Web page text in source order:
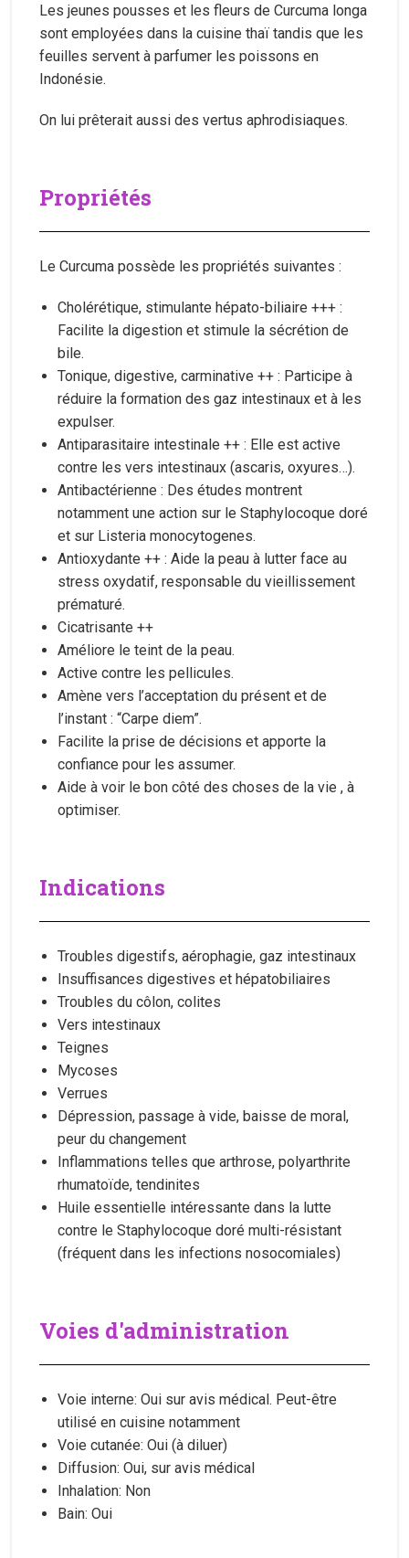
Les jeunes pousses et les fleurs de Curcuma longa
sont employées dans la cuisine thaï tandis que les
feuilles servent à parfumer les poissons en
Indonésie.
On lui prêterait aussi des vertus aphrodisiaques.
Propriétés
Le Curcuma possède les propriétés suivantes :
Cholérétique, stimulante hépato-biliaire +++ :
Facilite la digestion et stimule la sécrétion de
bile.
Tonique, digestive, carminative ++ : Participe à
réduire la formation des gaz intestinaux et à les
expulser.
Antiparasitaire intestinale ++ : Elle est active
contre les vers intestinaux (ascaris, oxyures…).
Antibactérienne : Des études montrent
notamment une action sur le Staphylocoque doré
et sur Listeria monocytogenes.
Antioxydante ++ : Aide la peau à lutter face au
stress oxydatif, responsable du vieillissement
prématuré.
Cicatrisante ++
Améliore le teint de la peau.
Active contre les pellicules.
Amène vers l’acceptation du présent et de
l’instant : “Carpe diem”.
Facilite la prise de décisions et apporte la
confiance pour les assumer.
Aide à voir le bon côté des choses de la vie , à
optimiser.
Indications
Troubles digestifs, aérophagie, gaz intestinaux
Insuffisances digestives et hépatobiliaires
Troubles du côlon, colites
Vers intestinaux
Teignes
Mycoses
Verrues
Dépression, passage à vide, baisse de moral,
peur du changement
Inflammations telles que arthrose, polyarthrite
rhumatoïde, tendinites
Huile essentielle intéressante dans la lutte
contre le Staphylocoque doré multi-résistant
(fréquent dans les infections nosocomiales)
Voies d'administration
Voie interne: Oui sur avis médical. Peut-être
utilisé en cuisine notamment
Voie cutanée: Oui (à diluer)
Diffusion: Oui, sur avis médical
Inhalation: Non
Bain: Oui